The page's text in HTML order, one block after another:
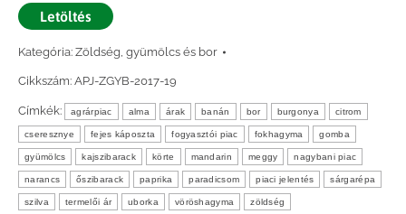
Letöltés
Kategória: Zöldség, gyümölcs és bor
Cikkszám: APJ-ZGYB-2017-19
Címkék: agrárpiac alma árak banán bor burgonya citrom
cseresznye fejes káposzta fogyasztói piac fokhagyma gomba
gyümölcs kajszibarack körte mandarin meggy nagybani piac
narancs őszibarack paprika paradicsom piaci jelentés sárgarépa
szilva termelői ár uborka vöröshagyma zöldség